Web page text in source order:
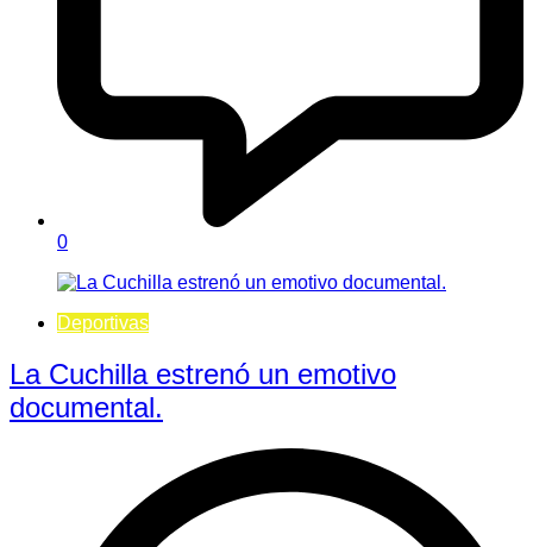
0
Deportivas
La Cuchilla estrenó un emotivo
documental.